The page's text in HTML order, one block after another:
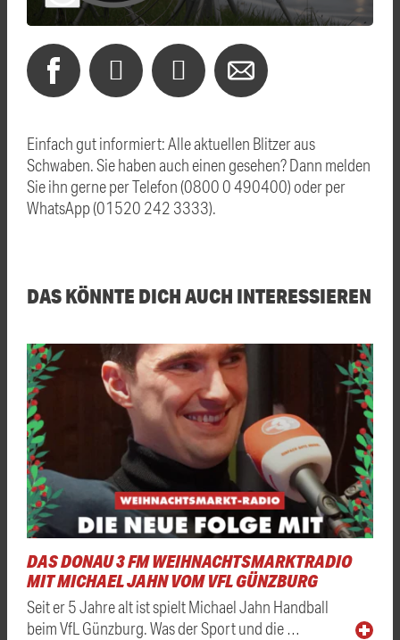
Einfach gut informiert: Alle aktuellen Blitzer aus
Schwaben. Sie haben auch einen gesehen? Dann melden
Sie ihn gerne per Telefon (0800 0 490400) oder per
WhatsApp (01520 242 3333).
DAS KÖNNTE DICH AUCH INTERESSIEREN
DAS DONAU 3 FM WEIHNACHTSMARKTRADIO
MIT MICHAEL JAHN VOM VFL GÜNZBURG
Seit er 5 Jahre alt ist spielt Michael Jahn Handball
beim VfL Günzburg. Was der Sport und die …